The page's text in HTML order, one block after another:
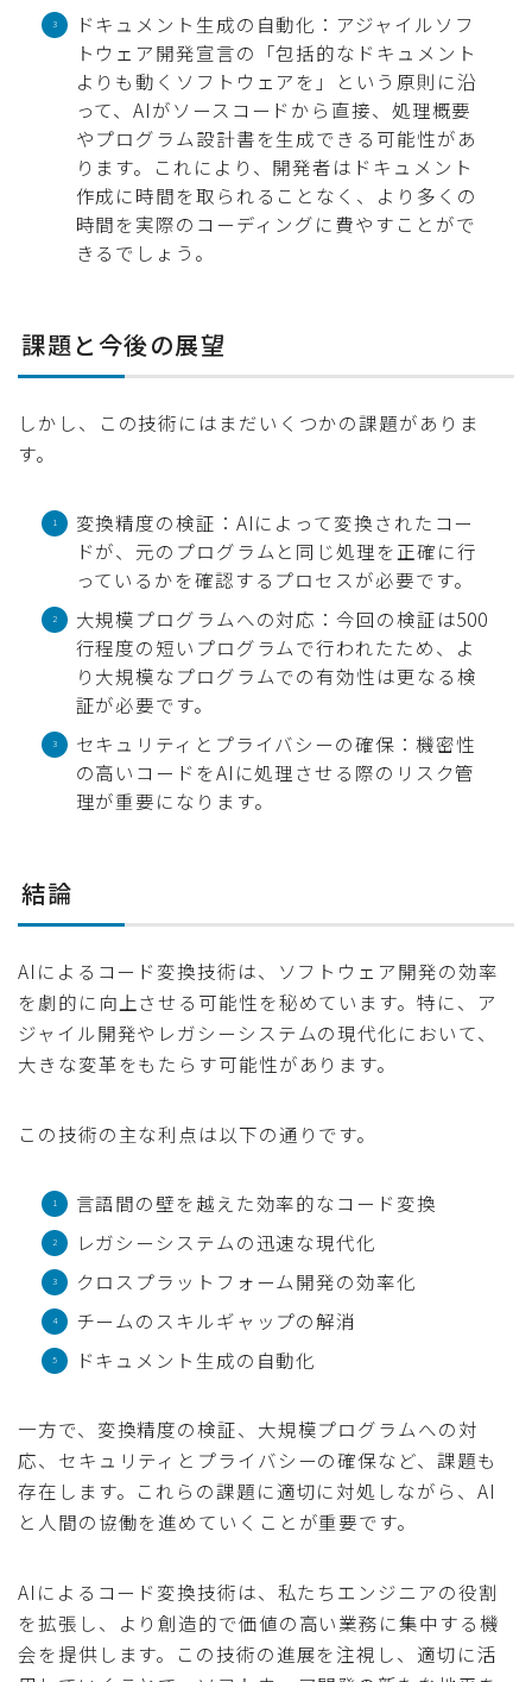
ドキュメント生成の自動化：アジャイルソフ
トウェア開発宣言の「包括的なドキュメント
よりも動くソフトウェアを」という原則に沿
って、AIがソースコードから直接、処理概要
やプログラム設計書を生成できる可能性があ
ります。これにより、開発者はドキュメント
作成に時間を取られることなく、より多くの
時間を実際のコーディングに費やすことがで
きるでしょう。
課題と今後の展望
しかし、この技術にはまだいくつかの課題がありま
す。
変換精度の検証：AIによって変換されたコー
ドが、元のプログラムと同じ処理を正確に行
っているかを確認するプロセスが必要です。
大規模プログラムへの対応：今回の検証は500
行程度の短いプログラムで行われたため、よ
り大規模なプログラムでの有効性は更なる検
証が必要です。
セキュリティとプライバシーの確保：機密性
の高いコードをAIに処理させる際のリスク管
理が重要になります。
結論
AIによるコード変換技術は、ソフトウェア開発の効率
を劇的に向上させる可能性を秘めています。特に、ア
ジャイル開発やレガシーシステムの現代化において、
大きな変革をもたらす可能性があります。
この技術の主な利点は以下の通りです。
言語間の壁を越えた効率的なコード変換
レガシーシステムの迅速な現代化
クロスプラットフォーム開発の効率化
チームのスキルギャップの解消
ドキュメント生成の自動化
一方で、変換精度の検証、大規模プログラムへの対
応、セキュリティとプライバシーの確保など、課題も
存在します。これらの課題に適切に対処しながら、AI
と人間の協働を進めていくことが重要です。
AIによるコード変換技術は、私たちエンジニアの役割
を拡張し、より創造的で価値の高い業務に集中する機
会を提供します。この技術の進展を注視し、適切に活